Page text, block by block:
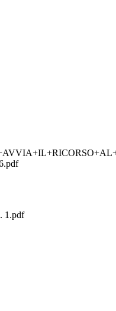
1.pdf